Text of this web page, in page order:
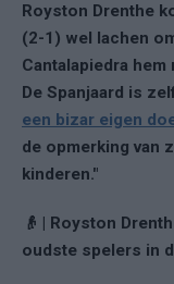
Royston Drenthe
(2-1) wel lachen
Cantalapiedra
De Spanjaard is
een bizar eigen
de opmerking van
kinderen."
👴 | Royston
oudste spelers in